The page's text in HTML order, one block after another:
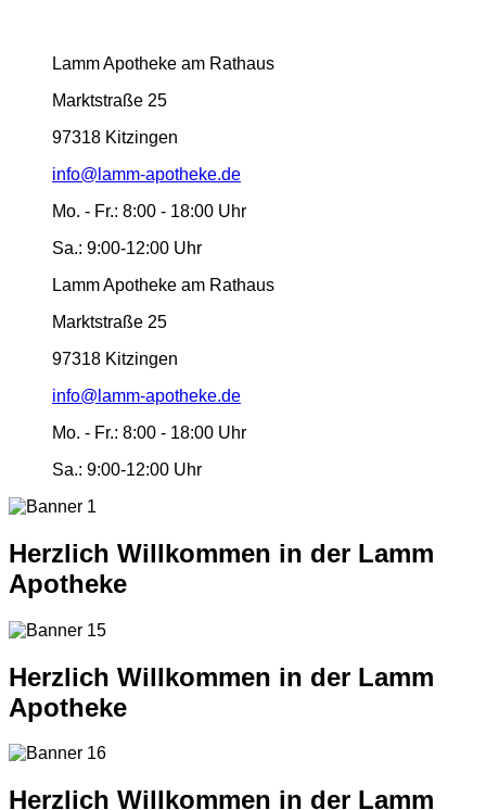
Lamm Apotheke am Rathaus
Marktstraße 25
97318 Kitzingen
info@lamm-apotheke.de
Mo. - Fr.: 8:00 - 18:00 Uhr
Sa.: 9:00-12:00 Uhr
Lamm Apotheke am Rathaus
Marktstraße 25
97318 Kitzingen
info@lamm-apotheke.de
Mo. - Fr.: 8:00 - 18:00 Uhr
Sa.: 9:00-12:00 Uhr
Herzlich Willkommen in der Lamm
Apotheke
Herzlich Willkommen in der Lamm
Apotheke
Herzlich Willkommen in der Lamm